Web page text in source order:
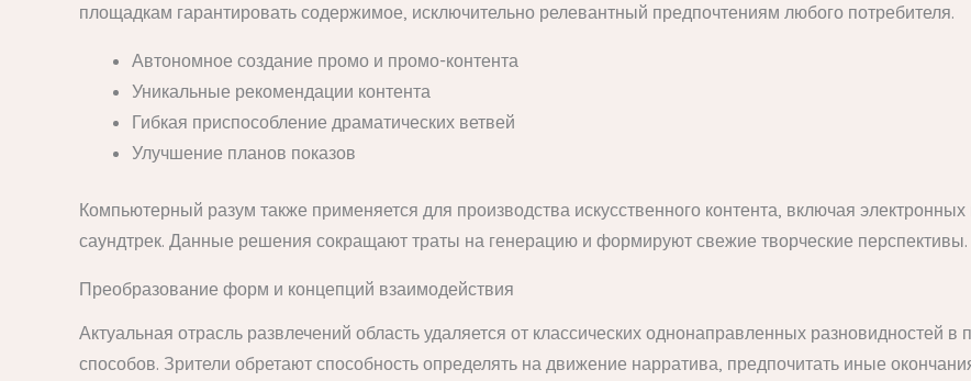
площадкам гарантировать содержимое, исключительно релевантный предпочтениям любого потребителя.
Автономное создание промо и промо-контента
Уникальные рекомендации контента
Гибкая приспособление драматических ветвей
Улучшение планов показов
Компьютерный разум также применяется для производства искусственного контента, включая
саундтрек. Данные решения сокращают траты на генерацию и формируют свежие творческие перспективы.
Преобразование форм и концепций взаимодействия
Актуальная отрасль развлечений область удаляется от классических однонаправленных разновидностей
способов. Зрители обретают способность определять на движение нарратива, предпочитать иные